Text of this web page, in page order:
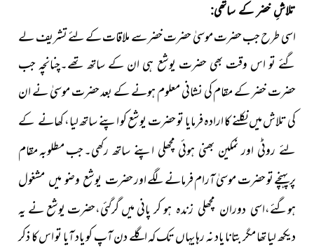
تلاشِ خضر کے ساتھی:
اسی طرح جب حضرت موسیٰ حضرت خضر سے ملاقات کے لئے تشریف لے
گئے تو اس وقت بھی حضرت یوشع ہی ان کے ساتھ تھے۔چنانچہ جب
حضرت خضر کے مقام کی نشانی معلوم ہونے کے بعد حضرت موسیٰ نے ان
کی تلاش میں نکلنے کا ارادہ فرمایا تو حضرت یوشع کو اپنے ساتھ لیا،کھانے کے
لئے روٹی اور نمکین بھنی ہوئی مچھلی اپنے ساتھ رکھی۔جب مطلوبہ مقام
پر پہنچے تو حضرت موسیٰ آرام فرمانے لگے اورحضرت یوشع وضو میں مشغول
ہوگئے،اسی دوران مچھلی زندہ ہوکرپانی میں گرگئی،حضرت یوشع نے یہ
دیکھ لیا تھا مگر بتانا یاد نہ رہا یہاں تک کہ اگلے دن آپ کو یاد آیا تو اس کا ذکر